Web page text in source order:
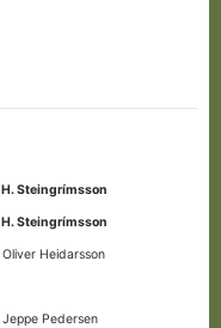
H. Steingrímsson
H. Steingrímsson
Oliver Heidarsson
Jeppe Pedersen